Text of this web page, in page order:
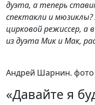
дуэта, а теперь
спектакли и
цирковой режиссер,
из дуэта Мик и Мак,
Андрей Шарнин.
«Давайте я